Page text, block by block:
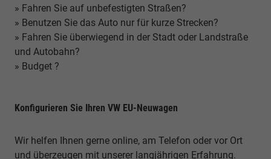
» Fahren Sie auf unbefestigten Straßen?
» Benutzen Sie das Auto nur für kurze Strecken?
» Fahren Sie überwiegend in der Stadt oder Landstraße
und Autobahn?
» Budget ?
Konfigurieren Sie Ihren VW EU-Neuwagen
Wir helfen Ihnen gerne online, am Telefon oder vor Ort
und überzeugen mit unserer langjährigen Erfahrung.